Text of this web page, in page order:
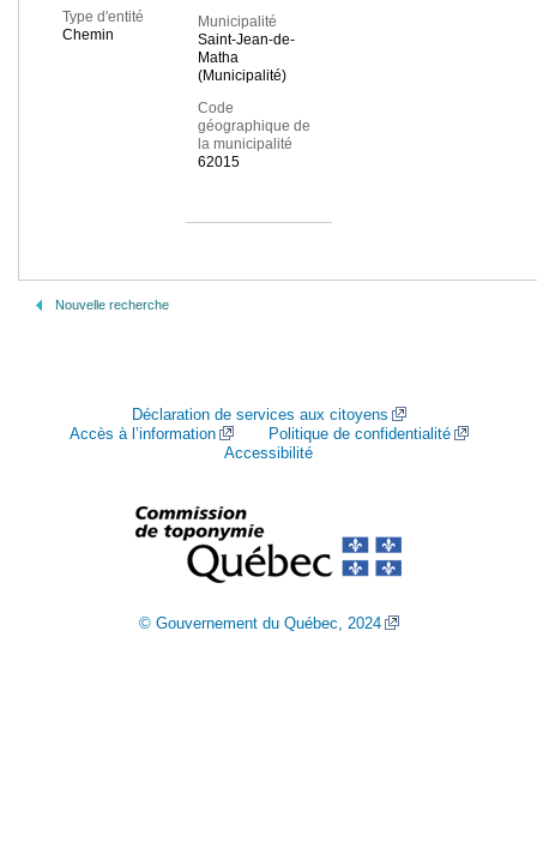
Type d'entité
Chemin
Municipalité
Saint-Jean-de-
Matha
(Municipalité)
Code
géographique de
la municipalité
62015
Nouvelle recherche
Déclaration de services aux citoyens
Accès à l’information
Politique de confidentialité
Accessibilité
© Gouvernement du Québec, 2024